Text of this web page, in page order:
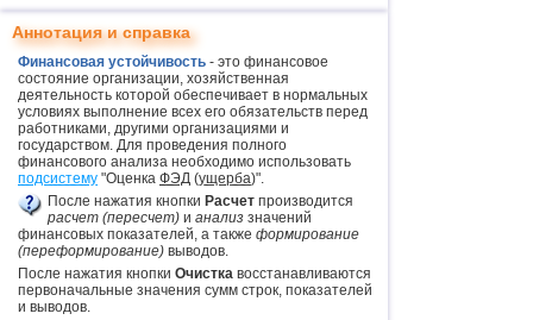
Аннотация и справка
Финансовая устойчивость - это финансовое
состояние организации, хозяйственная
деятельность которой обеспечивает в нормальных
условиях выполнение всех его обязательств перед
работниками, другими организациями и
государством. Для проведения полного
финансового анализа необходимо использовать
подсистему "Оценка ФЭД (ущерба)".
После нажатия кнопки Расчет производится
расчет (пересчет) и анализ значений
финансовых показателей, а также формирование
(переформирование) выводов.
После нажатия кнопки Очистка восстанавливаются
первоначальные значения сумм строк, показателей
и выводов.